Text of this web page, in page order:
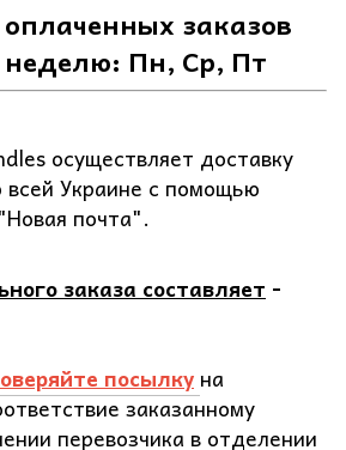
заказов
неделю: Пн, Ср, Пт
осуществляет доставку
всей Украине с помощью
почта".
заказа составляет -
посылку на
заказанному
перевозчика в отделении